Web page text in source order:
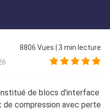
8806 Vues | 3 min lecture
de blocs d'interface
de compression avec perte